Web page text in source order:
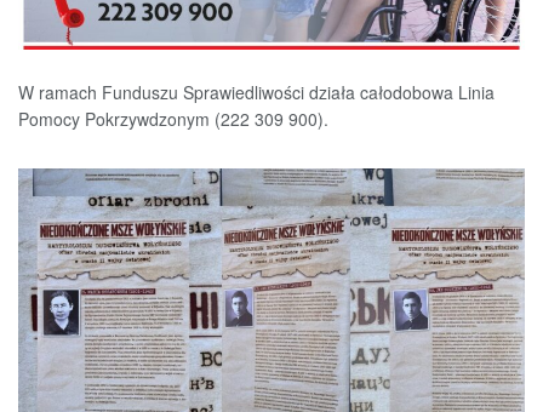
W ramach Funduszu Sprawiedliwości działa całodobowa Linia
Pomocy Pokrzywdzonym (222 309 900).